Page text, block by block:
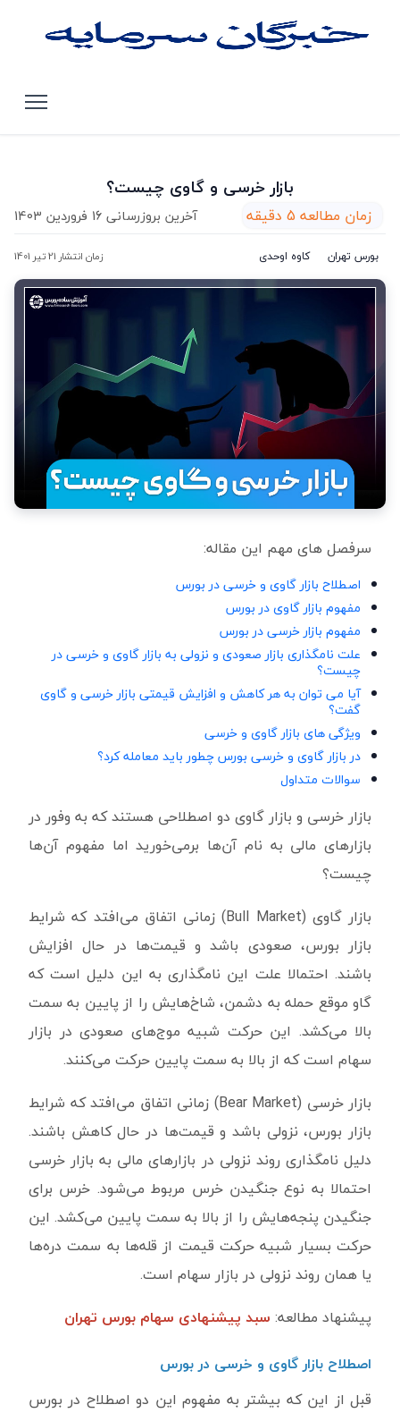
بازار خرسی و گاوی چیست؟
زمان مطالعه 5 دقیقه آخرین بروزرسانی 16 فروردین 1403
بورس تهران کاوه اوحدی زمان انتشار 21 تیر 1401
سرفصل های مهم این مقاله:
اصطلاح بازار گاوی و خرسی در بورس
مفهوم بازار گاوی در بورس
مفهوم بازار خرسی در بورس
علت نامگذاری بازار صعودی و نزولی به بازار گاوی و خرسی در
چیست؟
آیا می توان به هر کاهش و افزایش قیمتی بازار خرسی و گاوی
گفت؟
ویژگی های بازار گاوی و خرسی
در بازار گاوی و خرسی بورس چطور باید معامله کرد؟
سوالات متداول
بازار خرسی و بازار گاوی دو اصطلاحی هستند که به وفور در
بازارهای مالی به نام آن‌ها برمی‌خورید اما مفهوم آن‌ها
چیست؟
بازار گاوی (Bull Market) زمانی اتفاق می‌افتد که شرایط
بازار بورس، صعودی باشد و قیمت‌ها در حال افزایش
باشند. احتمالا علت این نامگذاری به این دلیل است که
گاو موقع حمله به دشمن، شاخ‌هایش را از پایین به سمت
بالا می‌کشد. این حرکت شبیه موج‌های صعودی در بازار
سهام است که از بالا به سمت پایین حرکت می‌کنند.
بازار خرسی (Bear Market) زمانی اتفاق می‌افتد که شرایط
بازار بورس، نزولی باشد و قیمت‌ها در حال کاهش باشند.
دلیل نامگذاری روند نزولی در بازارهای مالی به بازار خرسی
احتمالا به نوع جنگیدن خرس مربوط می‌شود. خرس برای
جنگیدن پنجه‌هایش را از بالا به سمت پایین می‌کشد. این
حرکت بسیار شبیه حرکت قیمت از قله‌ها به سمت دره‌ها
یا همان روند نزولی در بازار سهام است.
پیشنهاد مطالعه: سبد پیشنهادی سهام بورس تهران
اصطلاح بازار گاوی و خرسی در بورس
قبل از این که بیشتر به مفهوم این دو اصطلاح در بورس